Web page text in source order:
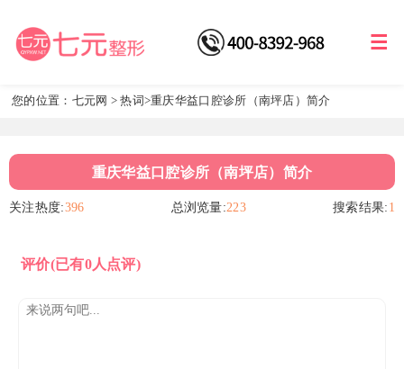
您的位置： 七元网 >热词 >重庆华益口腔诊所（南坪店）简介
重庆华益口腔诊所（南坪店）简介
关注热度:396 总浏览量:223 搜索结果: 1
评价(已有0人点评)